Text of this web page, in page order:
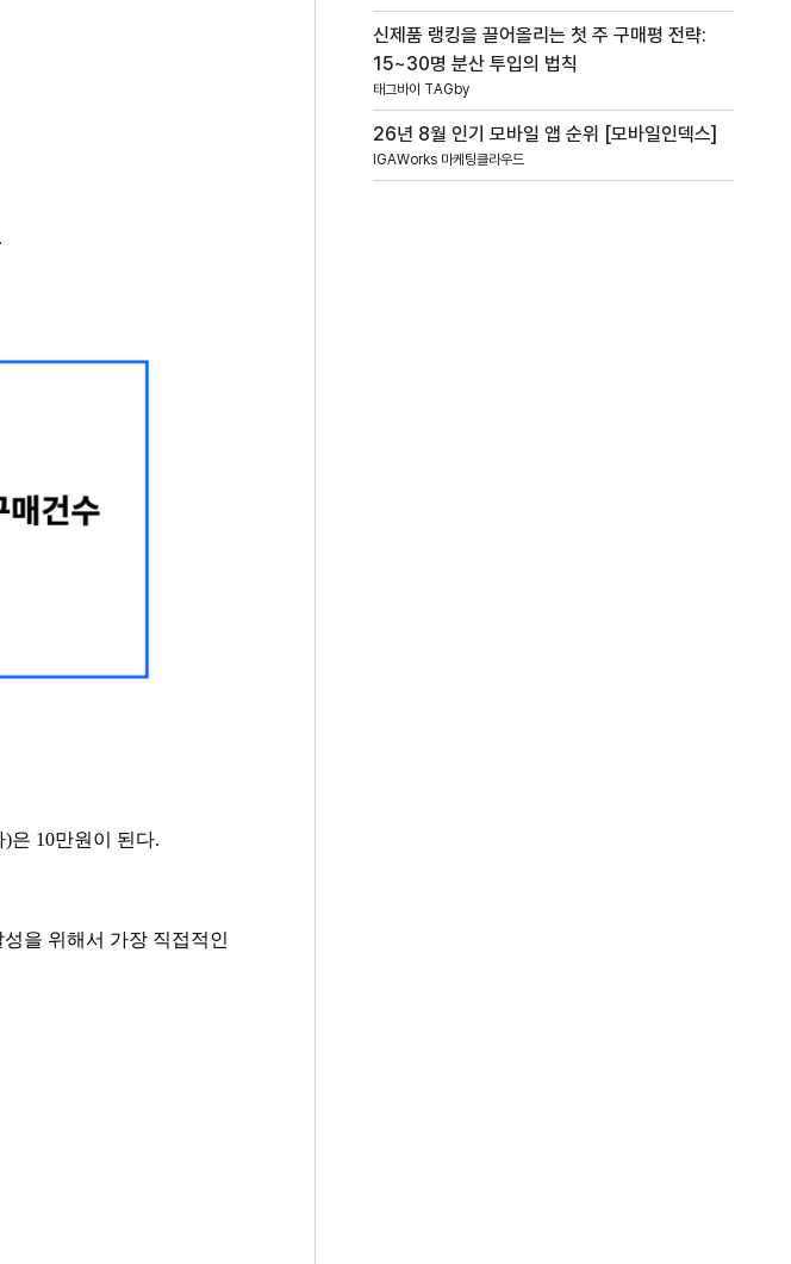
은 10만원이 된다.
을 위해서 가장 직접적인
신제품 랭킹을 끌어올리는 첫 주 구매평 전략:
15~30명 분산 투입의 법칙
태그바이 TAGby
26년 8월 인기 모바일 앱 순위 [모바일인덱스]
IGAWorks 마케팅클라우드